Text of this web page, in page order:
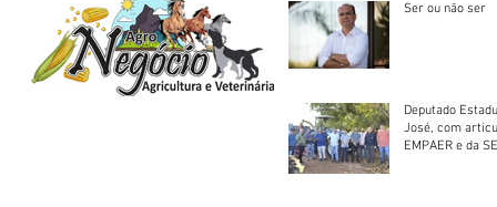
Ser ou não ser
Deputado
José, com
EMPAER e da